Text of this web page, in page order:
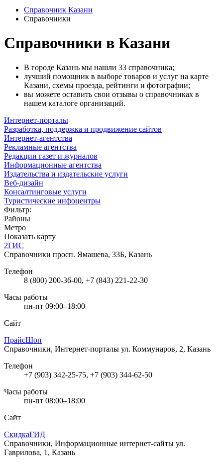
Справочник Казани
Справочники
Справочники в Казани
В городе Казань мы нашли 33 справочника;
лучший помощник в выборе товаров и услуг на карте
Казани, схемы проезда, рейтинги и фотографии;
вы можете оставить свои отзывы о справочниках в
нашем каталоге организаций.
Интернет-порталы
Разработка, поддержка и продвижение сайтов
Интернет-агентства
Рекламные агентства
Редакции газет и журналов
Информационные агентства
Издательства и издательские услуги
Веб-дизайн
Консалтинговые услуги
Туристические инфоцентры
Фильтр:
Районы
Метро
Показать карту
2ГИС
Справочники просп. Ямашева, 33Б, Казань
Телефон
8 (800) 200-36-00, +7 (843) 221-22-30
Часы работы
пн-пт 09:00–18:00
Сайт
ПрайсШоп
Справочники, Интернет-порталы ул. Коммунаров, 2, Казань
Телефон
+7 (903) 342-25-75, +7 (903) 344-62-50
Часы работы
пн-пт 08:00–18:00
Сайт
СкидкаГИД
Справочники, Информационные интернет-сайты ул.
Гаврилова, 1, Казань